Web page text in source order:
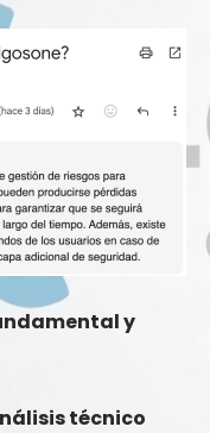
y
técnico